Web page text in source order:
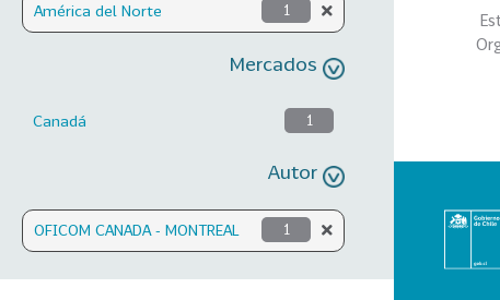
América del Norte 1
Mercados
Canadá 1
Autor
OFICOM CANADA - MONTREAL 1